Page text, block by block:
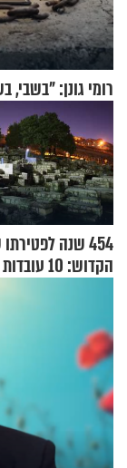
רומי גונן:
454 שנה
הקדוש: 10